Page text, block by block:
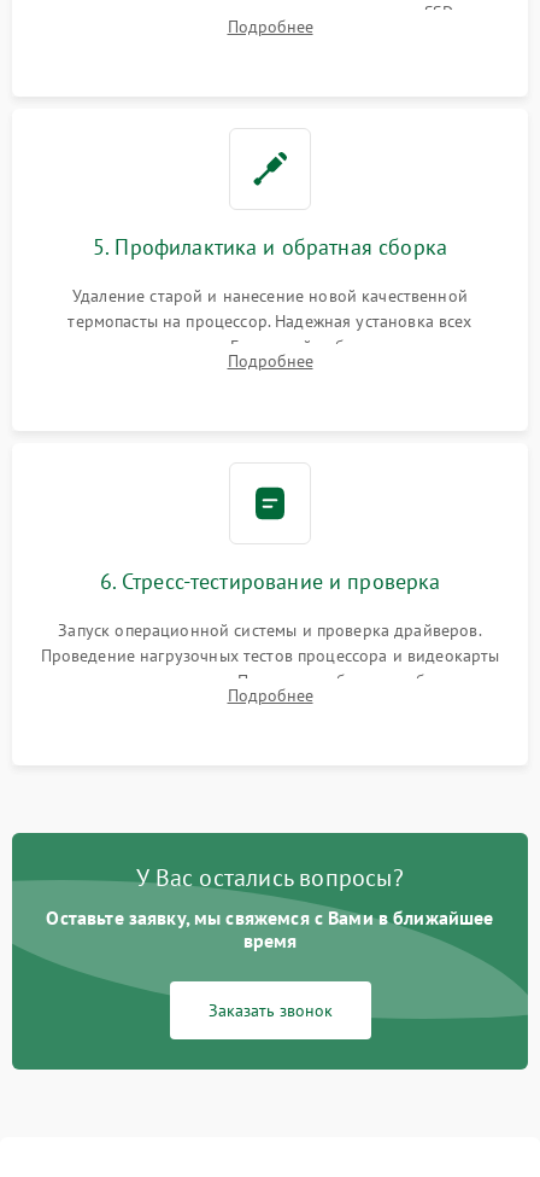
видеокарты, процессора или установка нового SSD для
восстановления и повышения скорости работы системы.
Подробнее
5. Профилактика и обратная сборка
Удаление старой и нанесение новой качественной
термопасты на процессор. Надежная установка всех
комплектующих в слоты. Грамотный кабель-менеджмент для
обеспечения правильной циркуляции воздуха внутри
Подробнее
6. Стресс-тестирование и проверка
Запуск операционной системы и проверка драйверов.
Проведение нагрузочных тестов процессора и видеокарты
для контроля температур. Проверка работоспособности всех
USB-портов, аудиовыходов и сетевого подключения.
Подробнее
У Вас остались вопросы?
Оставьте заявку, мы свяжемся с Вами в ближайшее
время
Заказать звонок